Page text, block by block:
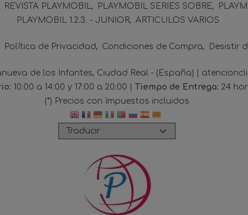
REVISTA PLAYMOBIL PLAYMOBIL SERIES SOBRE
PLAYMOBIL 1.2.3. - JUNIOR
ARTICULOS VARIOS
Política de Privacidad Condiciones de Compra Desistir
de los Infantes, Ciudad Real - (España) |
10:00 a 14:00 y 17:00 a 20:00 | Tiempo de Entrega: 24
(*) Precios con Impuestos incluidos